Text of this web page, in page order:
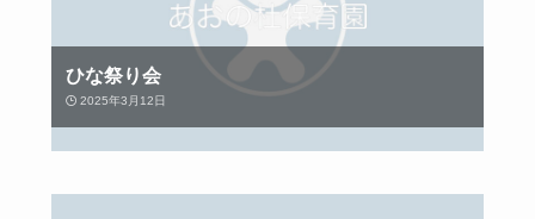
ひな祭り会
2025年3月12日